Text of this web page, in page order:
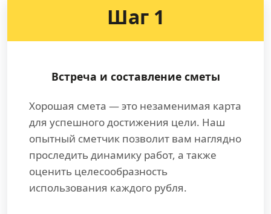
Шаг 1
Встреча и составление сметы
Хорошая смета — это незаменимая карта
для успешного достижения цели. Наш
опытный сметчик позволит вам наглядно
проследить динамику работ, а также
оценить целесообразность
использования каждого рубля.